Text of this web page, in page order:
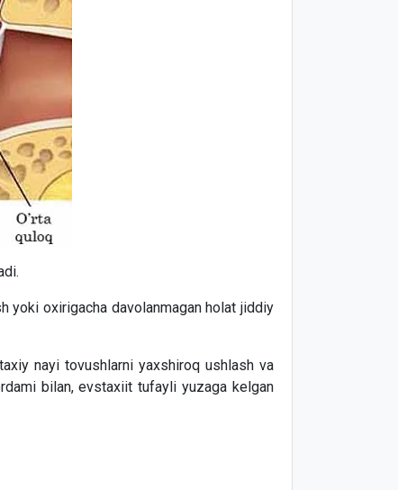
yoki oxirigacha davolanmagan holat jiddiy
nayi tovushlarni yaxshiroq ushlash va
bilan, evstaxiit tufayli yuzaga kelgan